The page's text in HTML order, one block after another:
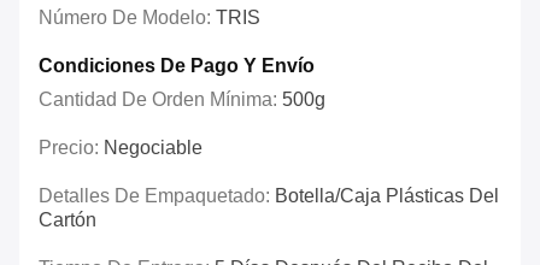
Número De Modelo: TRIS
Condiciones De Pago Y Envío
Cantidad De Orden Mínima: 500g
Precio: Negociable
Detalles De Empaquetado: Botella/caja Plásticas Del
Cartón